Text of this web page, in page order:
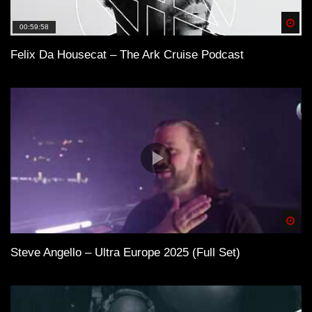
00:59:58
Felix Da Housecat – The Ark Cruise Podcast
Steve Angello – Ultra Europe 2025 (Full Set)